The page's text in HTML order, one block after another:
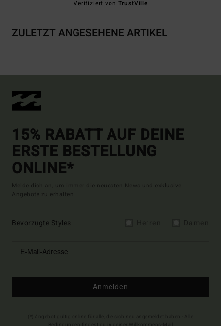
Verifiziert von TrustVille
ZULETZT ANGESEHENE ARTIKEL
15% RABATT AUF DEINE
ERSTE BESTELLUNG
ONLINE*
Melde dich an, um immer die neuesten News und exklusive
Angebote zu erhalten.
Bevorzugte Styles
Anmelden